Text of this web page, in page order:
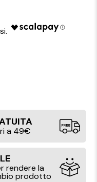
a 49€
rendere la
prodotto